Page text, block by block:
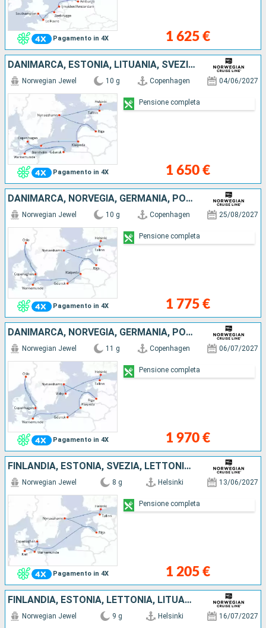
Pagamento in 4X 1 625 €
DANIMARCA, ESTONIA, LITUANIA, SVEZIA, GERMANIA, LETTONIA, POLONIA, FINLANDIA
Pagamento in 4X
Norwegian Jewel 10 g Copenhagen 04/06/2027
1 650 €
Pensione completa
DANIMARCA, NORVEGIA, GERMANIA, POLONIA, LITUANIA, LETTONIA, SVEZIA, ESTONIA, FINLANDIA
Pagamento in 4X
Norwegian Jewel 10 g Copenhagen 25/08/2027
1 775 €
Pensione completa
DANIMARCA, NORVEGIA, GERMANIA, POLONIA, LITUANIA, LETTONIA, SVEZIA, ESTONIA, FINLANDIA
Pagamento in 4X
Norwegian Jewel 11 g Copenhagen 06/07/2027
1 970 €
Pensione completa
FINLANDIA, ESTONIA, SVEZIA, LETTONIA, GERMANIA, DANIMARCA
Pagamento in 4X
Norwegian Jewel 8 g Helsinki 13/06/2027
1 205 €
Pensione completa
FINLANDIA, ESTONIA, LETTONIA, LITUANIA, SVEZIA, GERMANIA, DANIMARCA
Norwegian Jewel 9 g Helsinki 16/07/2027